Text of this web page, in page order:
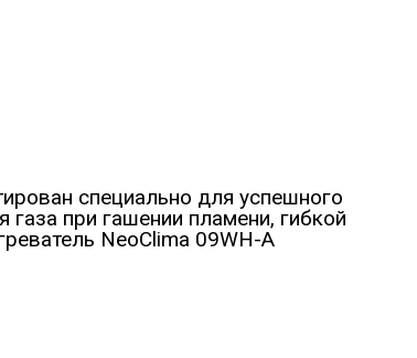
специально для успешного
при гашении пламени, гибкой
NeoClima 09WH-A